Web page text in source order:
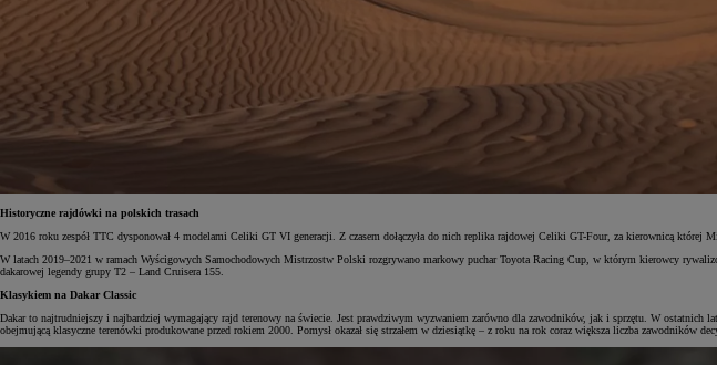
Historyczne rajdówki na polskich trasach
W 2016 roku zespół TTC dysponował 4 modelami Celiki GT VI generacji. Z czasem dołączyła do nich replika rajdowej Celiki GT-Four, za kierownicą
W latach 2019–2021 w ramach Wyścigowych Samochodowych Mistrzostw Polski rozgrywano markowy puchar Toyota Racing Cup, w którym kierowcy
dakarowej legendy grupy T2 – Land Cruisera 155.
Klasykiem na Dakar Classic
Dakar to najtrudniejszy i najbardziej wymagający rajd terenowy na świecie. Jest prawdziwym wyzwaniem zarówno dla zawodników, jak i sprzętu. W
obejmującą klasyczne terenówki produkowane przed rokiem 2000. Pomysł okazał się strzałem w dziesiątkę – z roku na rok coraz większa liczba zawodników